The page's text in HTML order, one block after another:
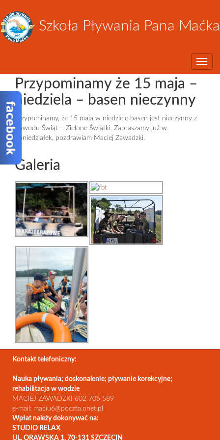
Szkoła Pływania Pana Maćka
Przypominamy że 15 maja –
niedziela – basen nieczynny
Przypominamy, że 15 maja w niedzielę basen jest nieczynny z
powodu Świąt – Zielone Świątki. Zapraszamy już w
poniedziałek, pozdrawiam Maciej Zawadzki.
Galeria
Kontakt telefoniczny:
Nauka pływania; doskonalenie; pływanie korekcyjne;
rehabilitacja w wodzie
MACIEJ ZAWADZKI 602 705 589
e-mail: maciu6@poczta.onet.pl
Wpłat należy dokonywać na:
STUDIO RELAX
UL. ORAWSKA 1, 70-131 SZCZECIN